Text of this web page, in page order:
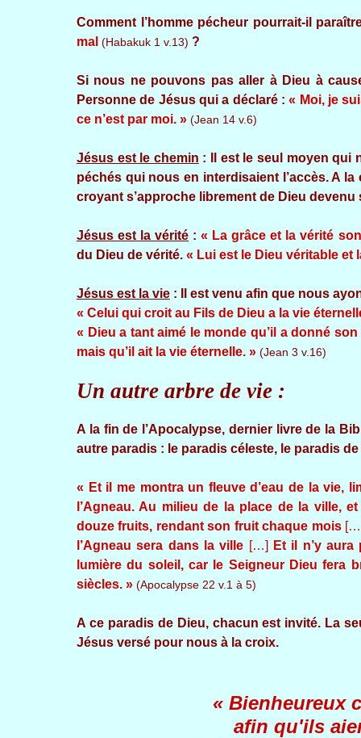
Comment l’homme pécheur pourrait-il
mal (Habakuk 1 v.13) ?
Si nous ne pouvons pas aller à Dieu à
Personne de Jésus qui a déclaré :« Moi, je
ce n’est par moi. » (Jean 14 v.6)
Jésus est le chemin : Il est le seul moyen qui
péchés qui nous en interdisaient l’accès. A
croyant s’approche librement de Dieu devenu
Jésus est la vérité : « La grâce et la vérité
du Dieu de vérité. « Lui est le Dieu véritable et
Jésus est la vie : Il est venu afin que nous
« Celui qui croit au Fils de Dieu a la vie
« Dieu a tant aimé le monde qu’il a donné
mais qu’il ait la vie éternelle. » (Jean 3 v.16)
Un autre arbre de vie :
A la fin de l’Apocalypse, dernier livre de la
autre paradis : le paradis céleste, le paradis de
« Et il me montra un fleuve d’eau de la vie,
l’Agneau. Au milieu de la place de la ville,
douze fruits, rendant son fruit chaque mois
l’Agneau sera dans la ville […] Et il n’y
lumière du soleil, car le Seigneur Dieu fera
siècles. » (Apocalypse 22 v.1 à 5)
A ce paradis de Dieu, chacun est invité. La
Jésus versé pour nous à la croix.
« Bienheureux
afin qu'ils